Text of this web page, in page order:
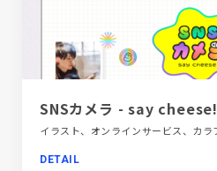
SNSカメラ - say cheese!
DETAIL